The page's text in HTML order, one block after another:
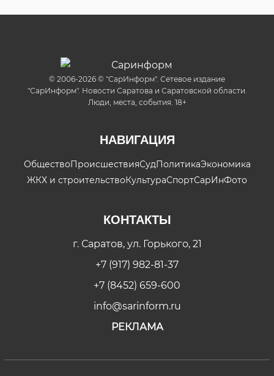
© 2006-2026 © "СарИнформ". Сетевое издание
"СарИнформ". Новости Саратова и Саратовской области.
Люди, места, события. 18+
НАВИГАЦИЯ
ОбществоПроисшествияСудПолитикаЭкономика
ЖКХ и строительствоКультураСпортСарИнФото
КОНТАКТЫ
г. Саратов, ул. Горького, 21
+7 (917) 982-81-37
+7 (8452) 659-600
info@sarinform.ru
РЕКЛАМА